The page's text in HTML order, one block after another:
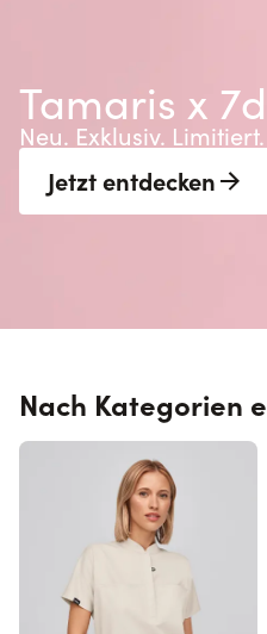
Tamaris x
Neu. Exklusiv. Limitiert.
Jetzt entdecken
Nach Kategorien
Skip section links